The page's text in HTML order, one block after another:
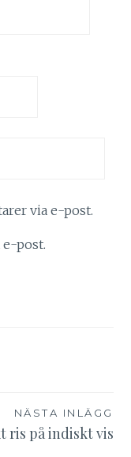
via e-post.
post.
NÄSTA INLÄGG
ris på indiskt vis